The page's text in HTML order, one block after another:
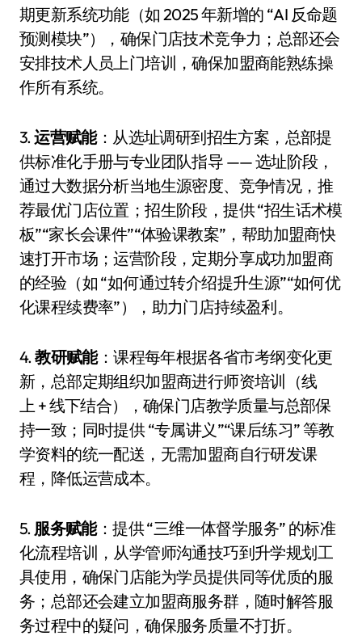
期更新系统功能（如 2025 年新增的 “AI 反命题
预测模块”），确保门店技术竞争力；总部还会
安排技术人员上门培训，确保加盟商能熟练操
作所有系统。
3.运营赋能：从选址调研到招生方案，总部提
供标准化手册与专业团队指导 —— 选址阶段，
通过大数据分析当地生源密度、竞争情况，推
荐最优门店位置；招生阶段，提供 “招生话术模
板”“家长会课件”“体验课教案”，帮助加盟商快
速打开市场；运营阶段，定期分享成功加盟商
的经验（如 “如何通过转介绍提升生源”“如何优
化课程续费率”），助力门店持续盈利。
4.教研赋能：课程每年根据各省市考纲变化更
新，总部定期组织加盟商进行师资培训（线
上 + 线下结合），确保门店教学质量与总部保
持一致；同时提供 “专属讲义”“课后练习” 等教
学资料的统一配送，无需加盟商自行研发课
程，降低运营成本。
5. 服务赋能：提供 “三维一体督学服务” 的标准
化流程培训，从学管师沟通技巧到升学规划工
具使用，确保门店能为学员提供同等优质的服
务；总部还会建立加盟商服务群，随时解答服
务过程中的疑问，确保服务质量不打折。